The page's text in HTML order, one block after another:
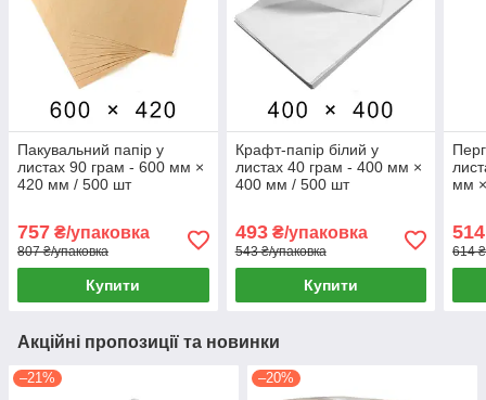
Пакувальний папір у
листах 90 грам - 600 мм ×
420 мм / 500 шт
757 ₴/упаковка
807 ₴/упаковка
Купити
Крафт-папір білий у
листах 40 грам - 400 мм ×
400 мм / 500 шт
493₴/упаковка
543 ₴/упаковка
Купити
мм
514
614
Акційні пропозиції та новинки
–21% –20%